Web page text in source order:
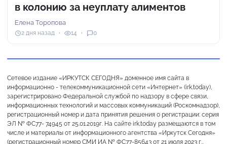
в колонию за неуплату алиментов
Елена Торопова
2 дня назад 14 0
Сетевое издание «ИРКУТСК СЕГОДНЯ» доменное имя сайта в
информационно - телекоммуникационной сети «Интернет» (irk.today),
зарегистрировано Федеральной службой по надзору в сфере связи,
информационных технологий и массовых коммуникаций (Роскомнадзор),
регистрационный номер и дата принятия решения о регистрации: серия
ЭЛ № ФС77- 74945 от 25.01.2019г. На сайте irk.today размещаются в том
числе и материалы от информационного агентства «Иркутск Сегодня»
(регистрационный номер СМИ ИА № ФС77-85643 от 21 июля 2023 г.,